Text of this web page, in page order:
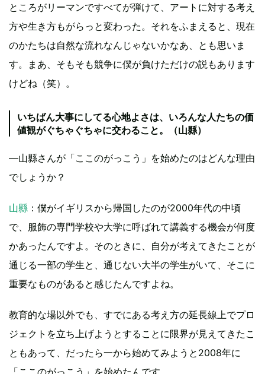
ところがリーマンですべてが弾けて、アートに対する考え
方や生き方もがらっと変わった。それをふまえると、現在
のかたちは自然な流れなんじゃないかなあ、とも思いま
す。まあ、そもそも競争に僕が負けただけの説もあります
けどね（笑）。
いちばん大事にしてる心地よさは、いろんな人たちの価
値観がぐちゃぐちゃに交わること。（山縣）
―山縣さんが「ここのがっこう」を始めたのはどんな理由
でしょうか？
山縣 ：僕がイギリスから帰国したのが2000年代の中頃
で、服飾の専門学校や大学に呼ばれて講義する機会が何度
かあったんですよ。そのときに、自分が考えてきたことが
通じる一部の学生と、通じない大半の学生がいて、そこに
重要なものがあると感じたんですよね。
教育的な場以外でも、すでにある考え方の延長線上でプロ
ジェクトを立ち上げようとすることに限界が見えてきたこ
ともあって、だったら一から始めてみようと2008年に
「ここのがっこう」を始めたんです。